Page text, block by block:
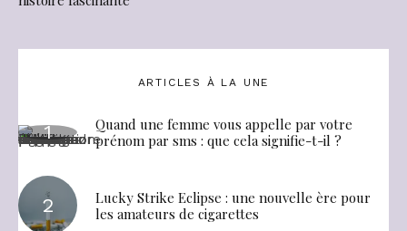
ARTICLES À LA UNE
Quand une femme vous appelle par votre
prénom par sms : que cela signifie-t-il ?
Lucky Strike Eclipse : une nouvelle ère pour
les amateurs de cigarettes